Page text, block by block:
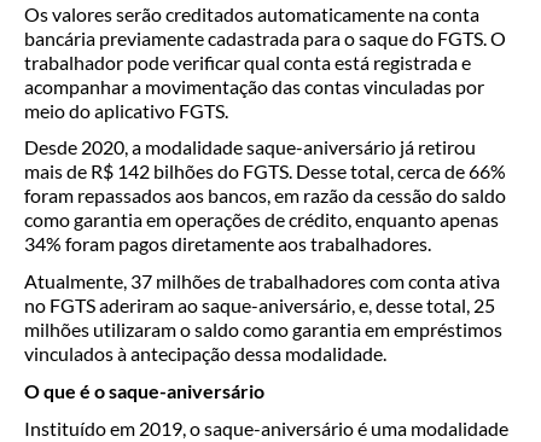
Os valores serão creditados automaticamente na conta
bancária previamente cadastrada para o saque do FGTS. O
trabalhador pode verificar qual conta está registrada e
acompanhar a movimentação das contas vinculadas por
meio do aplicativo FGTS.
Desde 2020, a modalidade saque-aniversário já retirou
mais de R$ 142 bilhões do FGTS. Desse total, cerca de 66%
foram repassados aos bancos, em razão da cessão do saldo
como garantia em operações de crédito, enquanto apenas
34% foram pagos diretamente aos trabalhadores.
Atualmente, 37 milhões de trabalhadores com conta ativa
no FGTS aderiram ao saque-aniversário, e, desse total, 25
milhões utilizaram o saldo como garantia em empréstimos
vinculados à antecipação dessa modalidade.
O que é o saque-aniversário
Instituído em 2019, o saque-aniversário é uma modalidade